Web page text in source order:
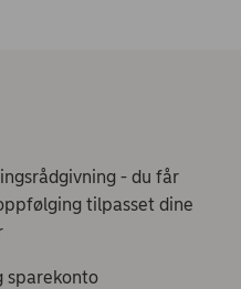
- du får
tilpasset dine
sparekonto